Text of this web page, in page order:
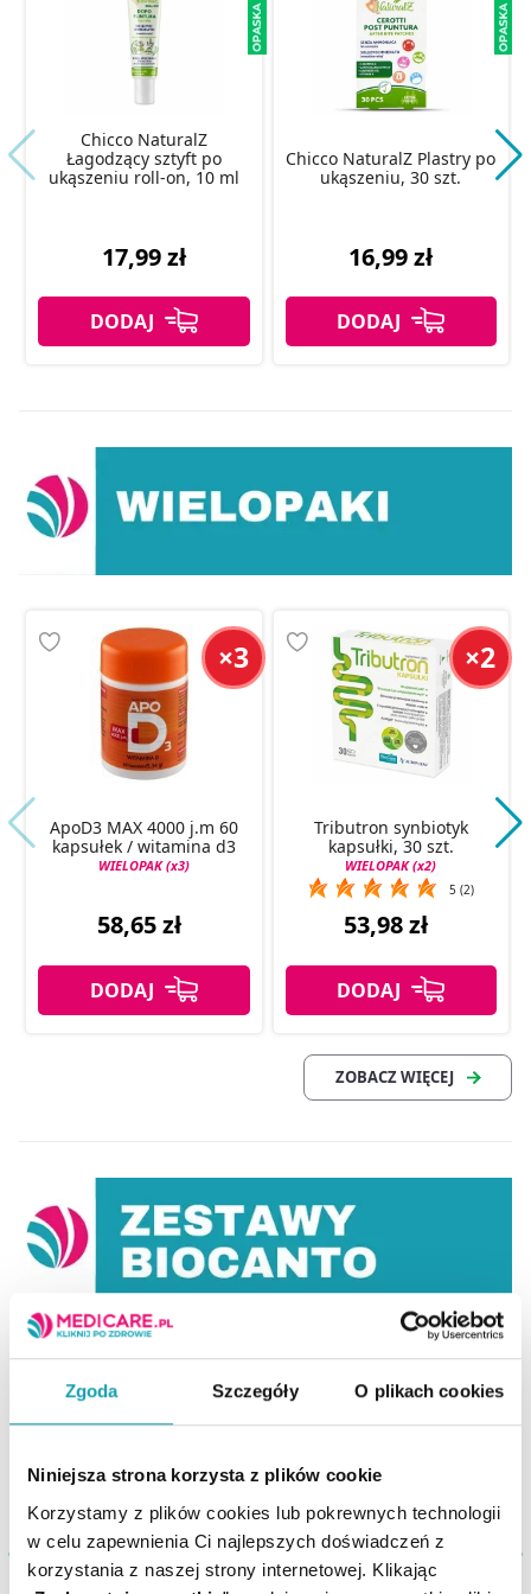
Zgoda Szczegóły O plikach cookies
Niniejsza strona korzysta z plików cookie
Korzystamy z plików cookies lub pokrewnych technologii
w celu zapewnienia Ci najlepszych doświadczeń z
korzystania z naszej strony internetowej. Klikając
Chicco NaturalZ
Łagodzący sztyft po
ukąszeniu roll-on, 10 ml
17,99 zł
Chicco NaturalZ Plastry po
ukąszeniu, 30 szt.
16,99 zł
ApoD3 MAX 4000 j.m 60
kapsułek / witamina d3
WIELOPAK (x3)
×3
58,65 zł
Tributron synbiotyk
kapsułki, 30 szt.
WIELOPAK (x2)
5 (2)
×2
53,98 zł
Biocanto Gardło Biocanto Junior